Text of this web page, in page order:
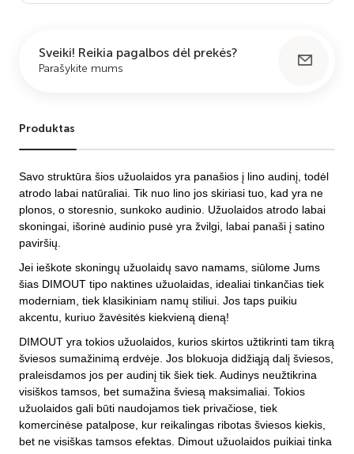
Sveiki! Reikia pagalbos dėl prekės?
Parašykite mums
Produktas
Savo struktūra šios užuolaidos yra panašios į lino audinį, todėl
atrodo labai natūraliai. Tik nuo lino jos skiriasi tuo, kad yra ne
plonos, o storesnio, sunkoko audinio. Užuolaidos atrodo labai
skoningai, išorinė audinio pusė yra žvilgi, labai panaši į satino
paviršių.
Jei ieškote skoningų užuolaidų savo namams, siūlome Jums
šias DIMOUT tipo naktines užuolaidas, idealiai tinkančias tiek
moderniam, tiek klasikiniam namų stiliui. Jos taps puikiu
akcentu, kuriuo žavėsitės kiekvieną dieną!
DIMOUT yra tokios užuolaidos, kurios skirtos užtikrinti tam tikrą
šviesos sumažinimą erdvėje. Jos blokuoja didžiąją dalį šviesos,
praleisdamos jos per audinį tik šiek tiek. Audinys neužtikrina
visiškos tamsos, bet sumažina šviesą maksimaliai. Tokios
užuolaidos gali būti naudojamos tiek privačiose, tiek
komercinėse patalpose, kur reikalingas ribotas šviesos kiekis,
bet ne visiškas tamsos efektas. Dimout užuolaidos puikiai tinka